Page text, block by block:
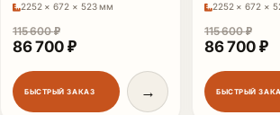
2252 × 672 × 523 мм
115 600₽
Первоначальная цена составляла
86 700 ₽Текущая цена: 86 700 ₽.
БЫСТРЫЙ ЗАКАЗ →
2252 × 672 ×
115 600₽
86 700 ₽
БЫСТРЫЙ